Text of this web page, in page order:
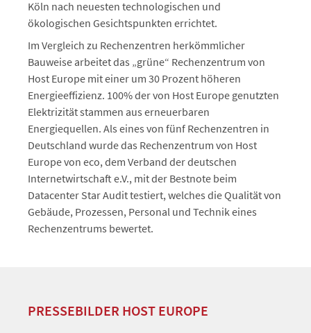
Köln nach neuesten technologischen und
ökologischen Gesichtspunkten errichtet.
Im Vergleich zu Rechenzentren herkömmlicher
Bauweise arbeitet das „grüne“ Rechenzentrum von
Host Europe mit einer um 30 Prozent höheren
Energieeffizienz. 100% der von Host Europe genutzten
Elektrizität stammen aus erneuerbaren
Energiequellen. Als eines von fünf Rechenzentren in
Deutschland wurde das Rechenzentrum von Host
Europe von eco, dem Verband der deutschen
Internetwirtschaft e.V., mit der Bestnote beim
Datacenter Star Audit testiert, welches die Qualität von
Gebäude, Prozessen, Personal und Technik eines
Rechenzentrums bewertet.
PRESSEBILDER HOST EUROPE